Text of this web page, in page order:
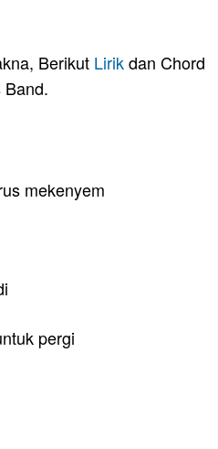
Berikut Lirikdan Chord
mekenyem
pergi